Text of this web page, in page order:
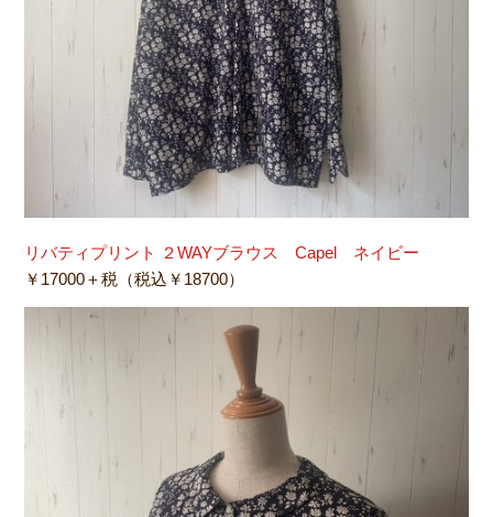
リバティプリント ２WAYブラウス Capel ネイビー
￥17000＋税（税込￥18700）